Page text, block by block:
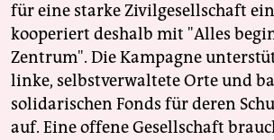
für eine starke Zivilgesellschaft
kooperiert deshalb mit "Alles
Zentrum". Die Kampagne
linke, selbstverwaltete Orte und
solidarischen Fonds für deren
auf. Eine offene Gesellschaft